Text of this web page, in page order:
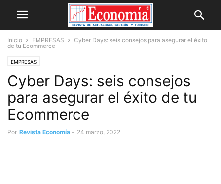
Inicio EMPRESAS
Cyber Days: seis consejos para asegurar el éxito
de tu Ecommerce
EMPRESAS
Cyber Days: seis consejos
para asegurar el éxito de tu
Ecommerce
Por Revista Economía - 24 marzo, 2022